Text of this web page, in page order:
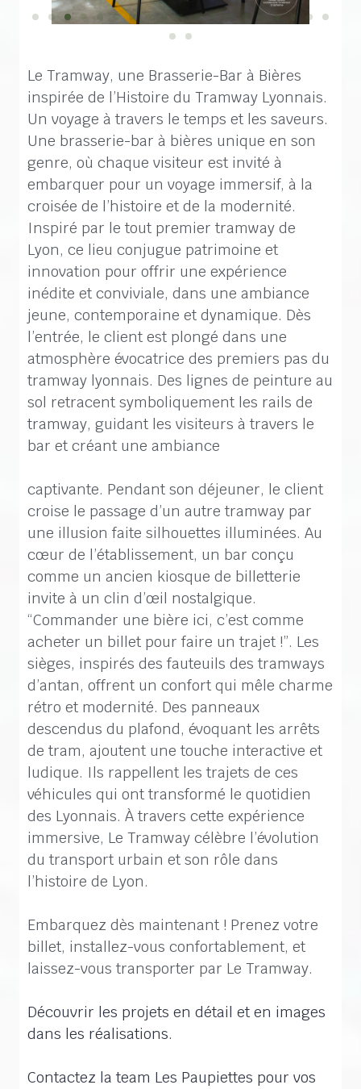
Le Tramway, une Brasserie-Bar à Bières
inspirée de l’Histoire du Tramway Lyonnais.
Un voyage à travers le temps et les saveurs.
Une brasserie-bar à bières unique en son
genre, où chaque visiteur est invité à
embarquer pour un voyage immersif, à la
croisée de l’histoire et de la modernité.
Inspiré par le tout premier tramway de
Lyon, ce lieu conjugue patrimoine et
innovation pour offrir une expérience
inédite et conviviale, dans une ambiance
jeune, contemporaine et dynamique. Dès
l’entrée, le client est plongé dans une
atmosphère évocatrice des premiers pas du
tramway lyonnais. Des lignes de peinture au
sol retracent symboliquement les rails de
tramway, guidant les visiteurs à travers le
bar et créant une ambiance
captivante. Pendant son déjeuner, le client
croise le passage d’un autre tramway par
une illusion faite silhouettes illuminées. Au
cœur de l’établissement, un bar conçu
comme un ancien kiosque de billetterie
invite à un clin d’œil nostalgique.
“Commander une bière ici, c’est comme
acheter un billet pour faire un trajet !”. Les
sièges, inspirés des fauteuils des tramways
d’antan, offrent un confort qui mêle charme
rétro et modernité. Des panneaux
descendus du plafond, évoquant les arrêts
de tram, ajoutent une touche interactive et
ludique. Ils rappellent les trajets de ces
véhicules qui ont transformé le quotidien
des Lyonnais. À travers cette expérience
immersive, Le Tramway célèbre l’évolution
du transport urbain et son rôle dans
l’histoire de Lyon.
Embarquez dès maintenant ! Prenez votre
billet, installez-vous confortablement, et
laissez-vous transporter par Le Tramway.
Découvrir les projets en détail et en images
dans les réalisations.
Contactez la team Les Paupiettes pour vos